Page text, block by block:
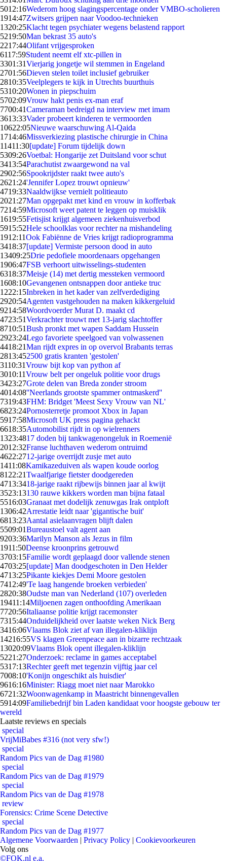
5012:16Wederom hoog slagingspercentage onder VMBO-scholieren
1914:47Zwitsers grijpen naar Voodoo-technieken
1320:25Klacht tegen psychiater wegens belastend rapport
5219:50Man bekrast 35 auto's
2217:44Olifant vrijgesproken
6117:59Student neemt elf xtc-pillen in
3301:31Vierjarig jongetje wil stemmen in Engeland
2701:56Dieven stelen toilet inclusief gebruiker
2810:35Veelplegers te kijk in Utrechts buurthuis
5310:20Wonen in piepschuim
5702:09Vrouw hakt penis ex-man eraf
7700:41Cameraman bedreigd na interview met imam
3613:33Vader probeert kinderen te vermoorden
10622:05Nieuwe waarschuwing Al-Qaida
1714:46Missverkiezing plastische chirurgie in China
11411:30[update] Forum tijdelijk down
5309:26Voetbal: Hongarije zet Duitsland voor schut
3413:54Parachutist zwaargewond na val
2902:56Spookrijdster raakt twee auto's
2621:24'Jennifer Lopez trouwt opnieuw'
4719:33Naaldwijkse vernielt politieauto
2021:27Man opgepakt met kind en vrouw in kofferbak
7214:59Microsoft weet patent te leggen op muisklik
1619:55Fetisjist krijgt algemeen ziekenhuisverbod
5915:52Hele schoolklas voor rechter na mishandeling
1912:11Ook Fabiënne de Vries krijgt radioprogramma
3418:37[update] Vermiste persoon dood in auto
13409:25Drie pedofiele moordenaars opgehangen
1906:47FSB verhoort uitwisselings-studenten
6318:37Meisje (14) met dertig messteken vermoord
1608:10Gevangenen ontsnappen door antieke truc
1222:15Inbreken in het kader van zelfverdediging
2920:54Agenten vastgehouden na maken kikkergeluid
9214:58Woordvoerder Murat D. maakt cd
4723:51Verkrachter trouwt met 13-jarig slachtoffer
8710:51Bush pronkt met wapen Saddam Hussein
2923:24Lego favoriete speelgoed van volwassenen
4418:21Man rijdt expres in op overvol Brabants terras
2813:452500 gratis kranten 'gestolen'
3110:31Vrouw bijt kop van python af
3010:11Vrouw belt per ongeluk politie voor drugs
3423:27Grote delen van Breda zonder stroom
4014:08''Neerlands grootste spammer ontmaskerd''
7319:43FHM: Bridget 'Meest Sexy Vrouw van NL'
6823:24Pornosterretje promoot Xbox in Japan
5917:58Microsoft UK press pagina gehackt
6618:35Automobilist rijdt in op wielrenners
1323:4817 doden bij tankwagenongeluk in Roemenië
2012:32Franse luchthaven wederom ontruimd
4622:2712-jarige overrijdt zusje met auto
1411:08Kamikazeduiven als wapen koude oorlog
81 22:21Twaalfjarige fietster doodgereden
4713:3418-jarige raakt rijbewijs binnen jaar al kwijt
3523:13130 rauwe kikkers worden man bijna fataal
5516:03Granaat met dodelijk zenuwgas Irak ontploft
1306:42Arrestatie leidt naar 'gigantische buit'
6813:23Aantal asielaanvragen blijft dalen
5509:01Bureaustoel valt agent aan
9203:36Marilyn Manson als Jezus in film
1911:50Deense kroonprins getrouwd
3703:15Familie wordt geplaagd door vallende stenen
4703:25[update] Man doodgeschoten in Den Helder
4713:25Pikante kiekjes Demi Moore gestolen
7412:49'Te laag hangende broeken verbieden'
2820:38Oudste man van Nederland (107) overleden
19411:14Miljoenen zagen onthoofding Amerikaan
7720:56Italiaanse politie krijgt racemonster
7315:44Onduidelijkheid over laatste weken Nick Berg
3416:06Vlaams Blok ziet af van illegalen-kliklijn
14216:55VS klagen Greenpeace aan in bizarre rechtzaak
13020:09Vlaams Blok opent illegalen-kliklijn
5221:27Onderzoek: reclame in games acceptabel
5317:13Rechter geeft met tegenzin vijftig jaar cel
7008:10'Konijn ongeschikt als huisdier'
9616:16Minister: Riagg moet niet naar Marokko
6721:32Woonwagenkamp in Maastricht binnengevallen
5914:09Familiebedrijf bin Laden kandidaat voor hoogste gebouw ter
wereld
Laatste reviews en specials
special
VrijMiBabes #316 (not very sfw!)
special
Random Pics van de Dag #1980
special
Random Pics van de Dag #1979
special
Random Pics van de Dag #1978
review
Forensics: Crime Scene Detective
special
Random Pics van de Dag #1977
Algemene Voorwaarden | Privacy Policy | Cookievoorkeuren
Volg ons
©FOK.nl e.a.